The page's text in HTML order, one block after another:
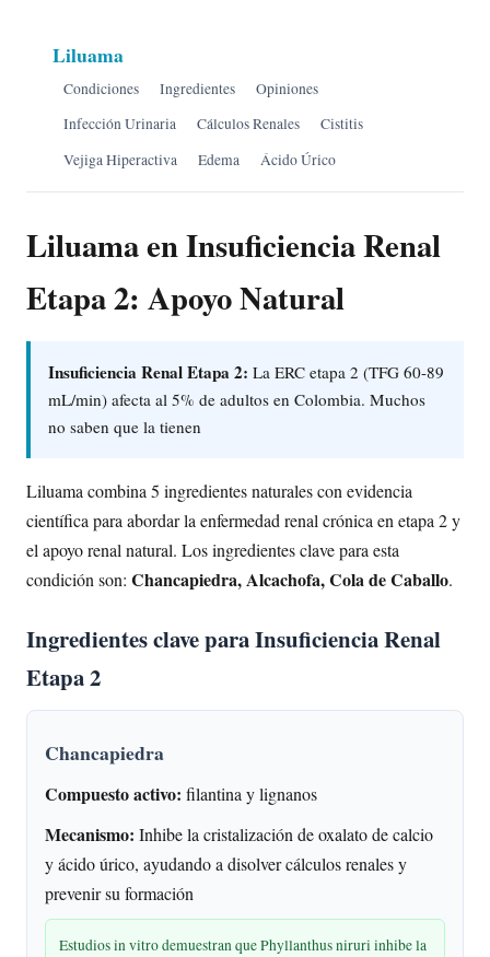
Liluama
Condiciones Ingredientes
Opiniones
Infección Urinaria
Cálculos Renales
Cistitis
Vejiga Hiperactiva
Edema Ácido Úrico
Liluama en Insuficiencia Renal
Etapa 2: Apoyo Natural
Insuficiencia Renal Etapa 2: La ERC etapa 2 (TFG 60-89
mL/min) afecta al 5% de adultos en Colombia. Muchos
no saben que la tienen
Liluama combina 5 ingredientes naturales con evidencia
científica para abordar la enfermedad renal crónica en etapa 2 y
el apoyo renal natural. Los ingredientes clave para esta
condición son: Chancapiedra, Alcachofa, Cola de Caballo.
Ingredientes clave para Insuficiencia Renal
Etapa 2
Chancapiedra
Compuesto activo: filantina y lignanos
Mecanismo: Inhibe la cristalización de oxalato de calcio
y ácido úrico, ayudando a disolver cálculos renales y
prevenir su formación
Estudios in vitro demuestran que Phyllanthus niruri inhibe la